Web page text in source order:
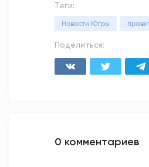
Теги:
Новости Югры
Поделиться:
0 комментариев